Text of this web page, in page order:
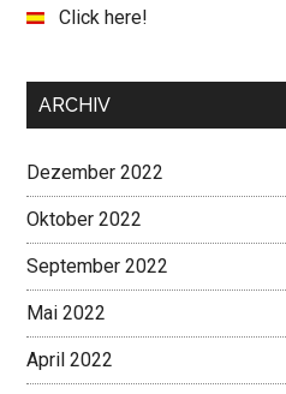
Click here!
ARCHIV
Dezember 2022
Oktober 2022
September 2022
Mai 2022
April 2022